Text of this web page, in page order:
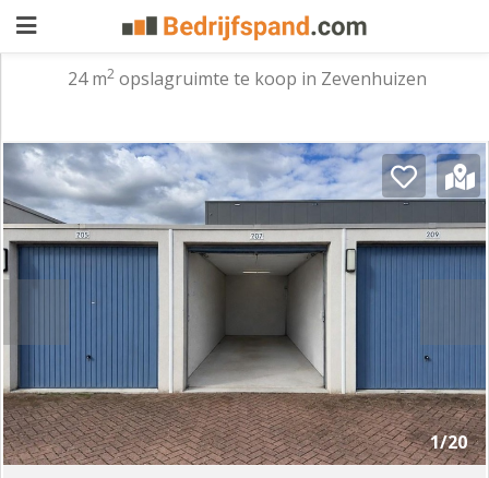
aanbieden
Pand
zoeken
Waarom
adverteren
Premium
Registreren
Login
24 m2opslagruimte te koop in Zevenhuizen
1/20